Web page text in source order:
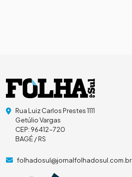
Rua Luiz Carlos Prestes 1111
Getúlio Vargas
CEP: 96412-720
BAGÉ / RS
folhadosul@jornalfolhadosul.com.br